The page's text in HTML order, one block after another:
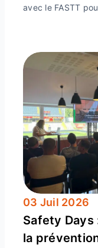
avec le FASTT
03 Juil 2026
Safety Days
la